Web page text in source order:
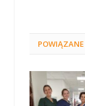
POWIĄZANE